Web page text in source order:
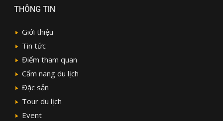
THÔNG TIN
Giới thiệu
Tin tức
Điểm tham quan
Cẩm nang du lịch
Đặc sản
Tour du lịch
Event